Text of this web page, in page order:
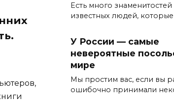
Есть много знаменитостей
известных людей, которые
У России — самые
невероятные
мире
Мы простим вас, если вы
ошибочно принимали